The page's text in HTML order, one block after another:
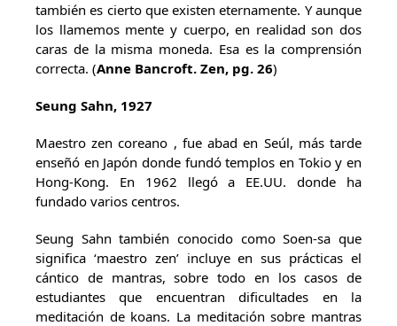
también es cierto que existen eternamente. Y aunque
los llamemos mente y cuerpo, en realidad son dos
caras de la misma moneda. Esa es la comprensión
correcta. (Anne Bancroft. Zen, pg. 26)
Seung Sahn, 1927
Maestro zen coreano , fue abad en Seúl, más tarde
enseñó en Japón donde fundó templos en Tokio y en
Hong-Kong. En 1962 llegó a EE.UU. donde ha
fundado varios centros.
Seung Sahn también conocido como Soen-sa que
significa ‘maestro zen’ incluye en sus prácticas el
cántico de mantras, sobre todo en los casos de
estudiantes que encuentran dificultades en la
meditación de koans. La meditación sobre mantras